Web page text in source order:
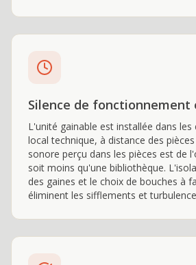
Silence de fonctionnement
L'unité gainable est installée dans
local technique, à distance des
sonore perçu dans les pièces est de
soit moins qu'une bibliothèque.
des gaines et le choix de bouches à
éliminent les sifflements et